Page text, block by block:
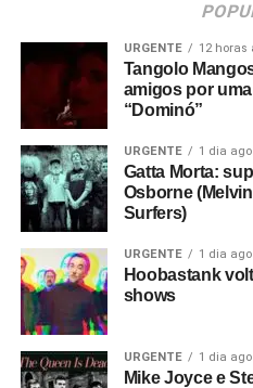
URGENTE 12 horas
Tangolo
amigos por
“Dominó”
URGENTE 1 dia ago
Gatta Morta:
Osborne
Surfers)
URGENTE 1 dia ago
Hoobastank
shows
URGENTE 1 dia ago
Mike Joyce e